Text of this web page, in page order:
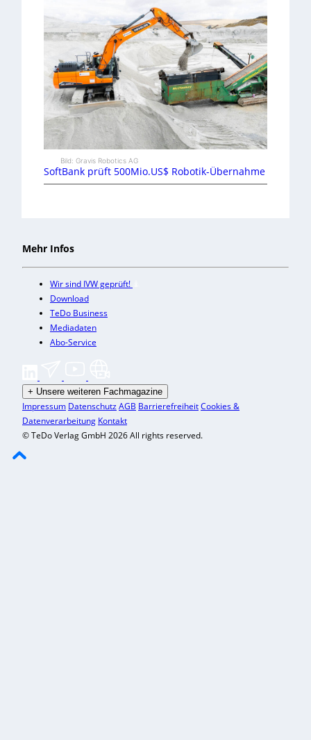
Bild: Gravis Robotics AG
SoftBank prüft 500Mio.US$ Robotik-Übernahme
Mehr Infos
Wir sind IVW geprüft!
Download
TeDo Business
Mediadaten
Abo-Service
+ Unsere weiteren Fachmagazine
Impressum DatenschutzAGB BarrierefreiheitCookies &
Datenverarbeitung Kontakt
© TeDo Verlag GmbH 2026 All rights reserved.